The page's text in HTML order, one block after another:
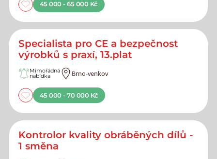
45 000 - 65 000 Kč
Specialista pro CE a bezpečnost
výrobků s praxí, 13.plat
Mimořádná
nabídka Brno-venkov
45 000 - 70 000 Kč
Kontrolor kvality obráběných dílů -
1 směna